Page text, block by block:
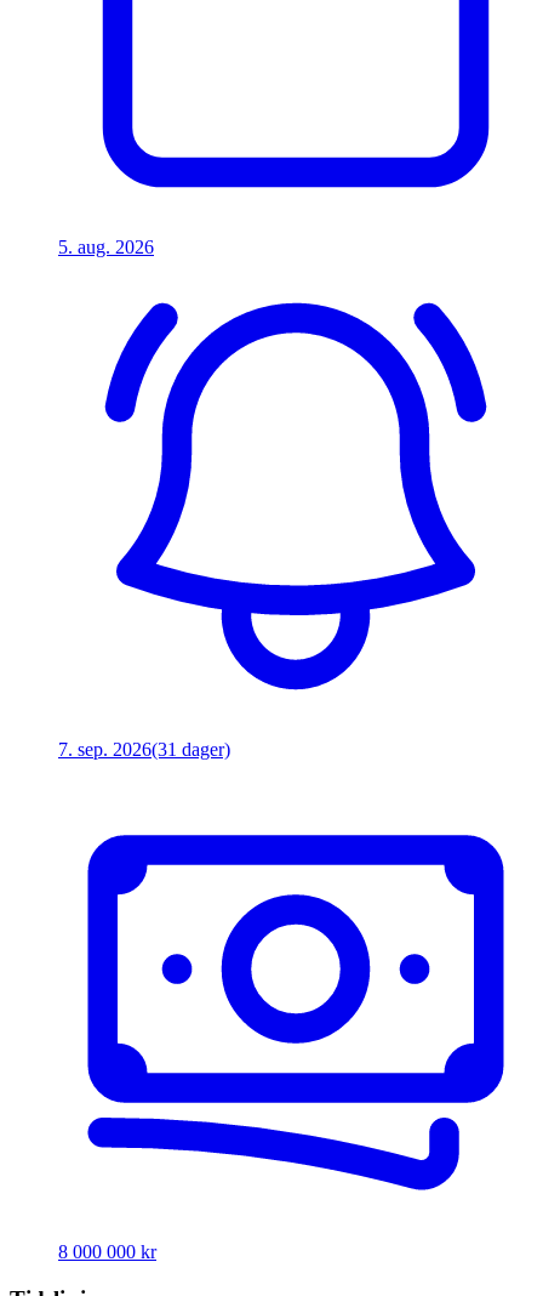
5. aug. 2026
7. sep. 2026(31 dager)
8 000 000 kr